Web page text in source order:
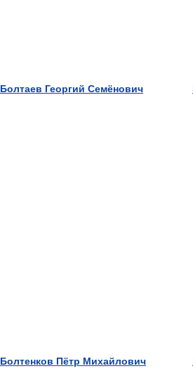
Болтаев Георгий Семёнович
Болтенков Пётр Михайлович